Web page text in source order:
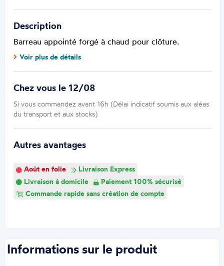
Description
Barreau appointé forgé à chaud pour clôture.
Voir plus de détails
Chez vous le 12/08
Si vous commandez avant 16h (Délai indicatif soumis aux aléas
du transport et aux stocks)
Autres avantages
Août en folie
Livraison Express
Livraison à domicile
Paiement 100% sécurisé
Commande rapide sans création de compte
Informations sur le produit